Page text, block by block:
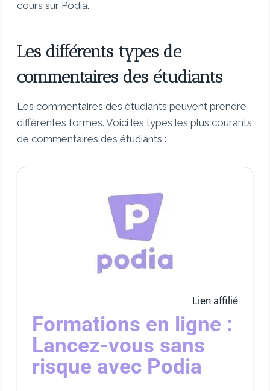
cours sur Podia.
Les différents types de
commentaires des étudiants
Les commentaires des étudiants peuvent prendre
différentes formes. Voici les types les plus courants
de commentaires des étudiants :
Lien affilié
Formations en ligne :
Lancez-vous sans
risque avec Podia